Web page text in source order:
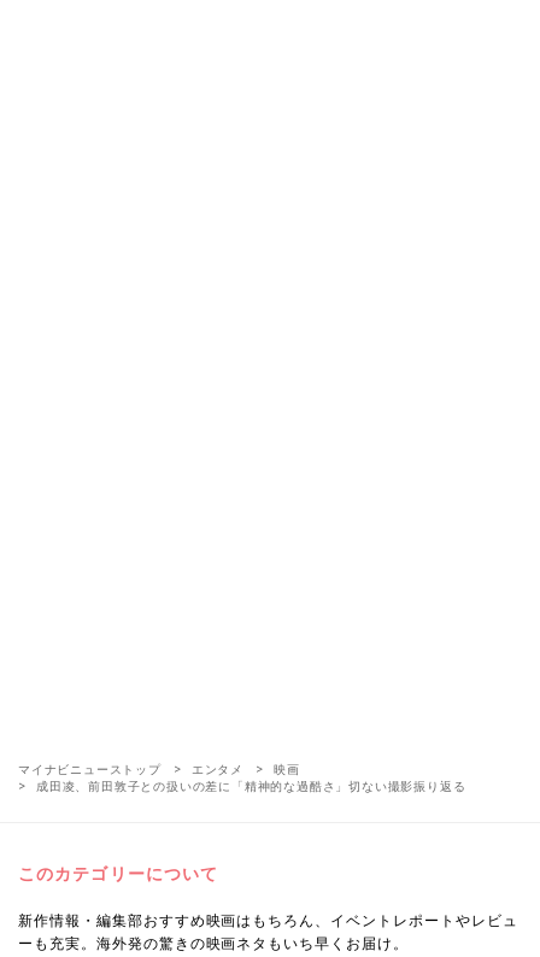
マイナビニューストップ エンタメ
映画
成田凌、前田敦子との扱いの差に「精神的な過酷さ」切ない撮影振り返る
このカテゴリーについて
新作情報・編集部おすすめ映画はもちろん、イベントレポートやレビュ
ーも充実。海外発の驚きの映画ネタもいち早くお届け。